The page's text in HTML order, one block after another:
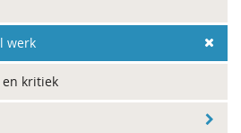
werk
en kritiek